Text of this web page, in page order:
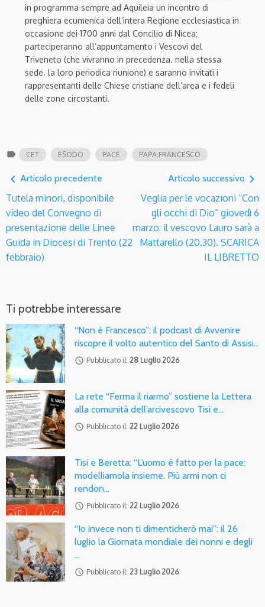
in programma sempre ad Aquileia un incontro di
preghiera ecumenica dell’intera Regione ecclesiastica in
occasione dei 1700 anni dal Concilio di Nicea;
parteciperanno all’appuntamento i Vescovi del
Triveneto (che vivranno in precedenza. nella stessa
sede. la loro periodica riunione) e saranno invitati i
rappresentanti delle Chiese cristiane dell’area e i fedeli
delle zone circostanti.
label CET ESODO PACE PAPA FRANCESCO
navigate_before Articolo precedente
Tutela minori, disponibile
video del Convegno di
presentazione delle Linee
Guida in Diocesi di Trento (22
febbraio)
Articolo successivo navigate_next
Veglia per le vocazioni “Con
gli occhi di Dio” giovedì 6
marzo: il vescovo Lauro sarà a
Mattarello (20.30). SCARICA
IL LIBRETTO
Ti potrebbe interessare
“Non è Francesco”: il podcast di Avvenire
riscopre il volto autentico del Santo di Assisi…
access_time Pubblicato il: 28 Luglio 2026
La rete “Ferma il riarmo” sostiene la Lettera
alla comunità dell’arcivescovo Tisi e…
access_time Pubblicato il: 22 Luglio 2026
Tisi e Beretta: “L’uomo è fatto per la pace:
modelliamola insieme. Più armi non ci
rendon…
access_time Pubblicato il: 22 Luglio 2026
“Io invece non ti dimenticherò mai”: il 26
luglio la Giornata mondiale dei nonni e degli
…
access_time Pubblicato il: 23 Luglio 2026